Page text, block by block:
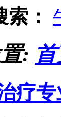
：
:
疗